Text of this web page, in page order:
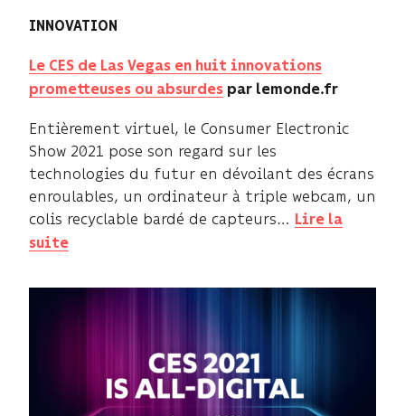
INNOVATION
Le CES de Las Vegas en huit innovations
prometteuses ou absurdes par lemonde.fr
Entièrement virtuel, le Consumer Electronic
Show 2021 pose son regard sur les
technologies du futur en dévoilant des écrans
enroulables, un ordinateur à triple webcam, un
colis recyclable bardé de capteurs…
Lire la
suite